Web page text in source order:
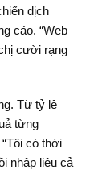
dịch
cáo. “Web
cười rạng
Từ tỷ lệ
từng
có thời
nhập liệu cả